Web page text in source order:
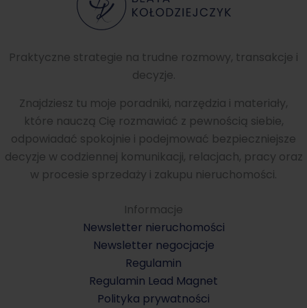
Praktyczne strategie na trudne rozmowy, transakcje i
decyzje.
Znajdziesz tu moje poradniki, narzędzia i materiały,
które nauczą Cię rozmawiać z pewnością siebie,
odpowiadać spokojnie i podejmować bezpieczniejsze
decyzje w codziennej komunikacji, relacjach, pracy oraz
w procesie sprzedaży i zakupu nieruchomości.
Informacje
Newsletter nieruchomości
Newsletter negocjacje
Regulamin
Regulamin Lead Magnet
Polityka prywatności